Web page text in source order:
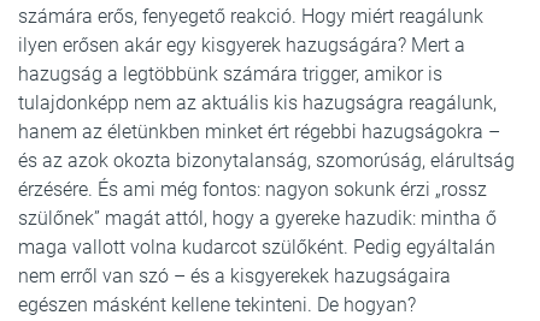
számára erős, fenyegető reakció. Hogy miért reagálunk
ilyen erősen akár egy kisgyerek hazugságára? Mert a
hazugság a legtöbbünk számára trigger, amikor is
tulajdonképp nem az aktuális kis hazugságra reagálunk,
hanem az életünkben minket ért régebbi hazugságokra –
és az azok okozta bizonytalanság, szomorúság, elárultság
érzésére. És ami még fontos: nagyon sokunk érzi „rossz
szülőnek” magát attól, hogy a gyereke hazudik: mintha ő
maga vallott volna kudarcot szülőként. Pedig egyáltalán
nem erről van szó – és a kisgyerekek hazugságaira
egészen másként kellene tekinteni. De hogyan?